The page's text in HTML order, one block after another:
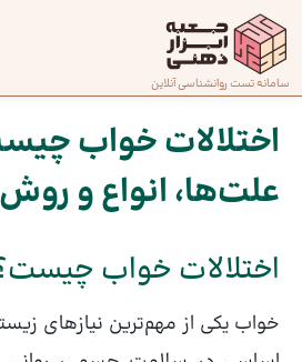
محتوا
سامانه تست روانشناسی آنلاین
صفحه
اصلی
درباره
تماس
با ما
اختلالات خواب
علت‌ها، انواع و
اختلالات خواب
خواب یکی از مهم‌ترین نیازهای
پیمایش
نوشته